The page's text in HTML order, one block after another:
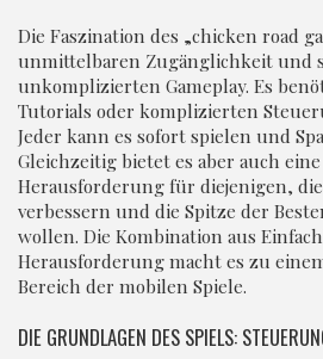
Die Faszination des „chicken road
unmittelbaren Zugänglichkeit und
unkomplizierten Gameplay. Es
Tutorials oder komplizierten
Jeder kann es sofort spielen und
Gleichzeitig bietet es aber auch
Herausforderung für diejenigen,
verbessern und die Spitze der
wollen. Die Kombination aus
Herausforderung macht es zu
Bereich der mobilen Spiele.
DIE GRUNDLAGEN DES SPIELS: